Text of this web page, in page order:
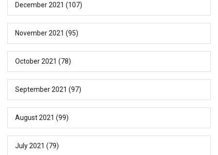
December 2021 (107)
November 2021 (95)
October 2021 (78)
September 2021 (97)
August 2021 (99)
July 2021 (79)